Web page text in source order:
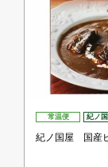
常温便 紀ノ
紀ノ国屋 国産